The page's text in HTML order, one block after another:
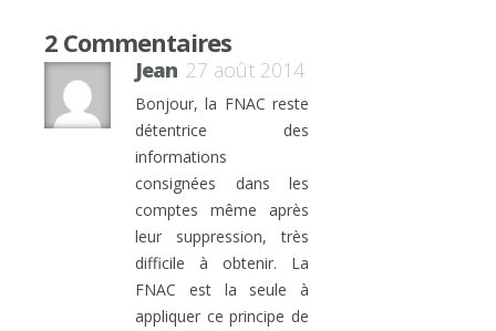
2 Commentaires
Jean 27 août 2014
Bonjour, la FNAC reste
détentrice des
informations
consignées dans les
comptes même après
leur suppression, très
difficile à obtenir. La
FNAC est la seule à
appliquer ce principe de